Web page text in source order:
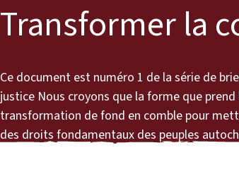
Transformer la
Ce document est numéro 1 de la série de
justice Nous croyons que la forme que
transformation de fond en comble pour
des droits fondamentaux des peuples